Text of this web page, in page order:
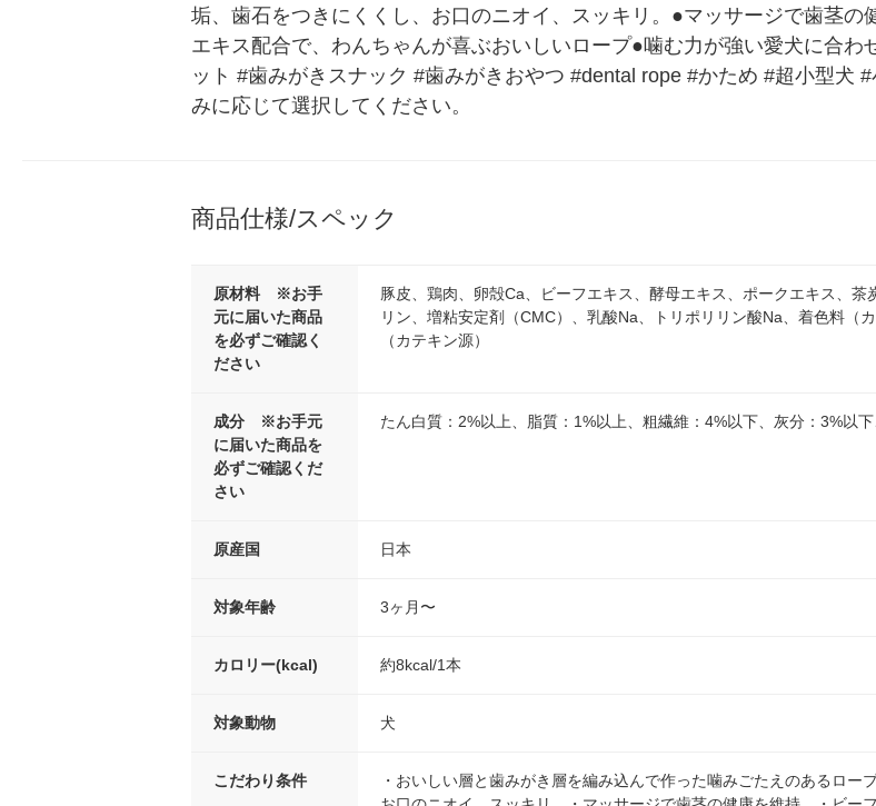
垢、歯石をつきにくくし、お口のニオイ、スッキリ。●マッサージで歯茎
エキス配合で、わんちゃんが喜ぶおいしいロープ●噛む力が強い愛犬に合
ット #歯みがきスナック #歯みがきおやつ #dental rope #かため #超小型犬
みに応じて選択してください。
商品仕様/スペック
原材料 ※お手
元に届いた商品
を必ずご確認く
ださい
豚皮、鶏肉、卵殻Ca、ビーフエキス、酵母エキス、ポークエキス、
リン、増粘安定剤（CMC）、乳酸Na、トリポリリン酸Na、着色料（
（カテキン源）
成分 ※お手元
に届いた商品を
必ずご確認くだ
さい
たん白質：2%以上、脂質：1%以上、粗繊維：4%以下、灰分：3%以
原産国 日本
対象年齢 3ヶ月〜
カロリー(kcal) 約8kcal/1本
対象動物 犬
こだわり条件
・おいしい層と歯みがき層を編み込んで作った噛みごたえのあるロー